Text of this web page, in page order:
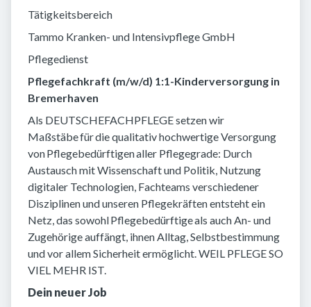
Tätigkeitsbereich
Tammo Kranken- und Intensivpflege GmbH
Pflegedienst
Pflegefachkraft (m/w/d) 1:1-Kinderversorgung in
Bremerhaven
Als DEUTSCHEFACHPFLEGE setzen wir
Maßstäbe für die qualitativ hochwertige Versorgung
von Pflegebedürftigen aller Pflegegrade: Durch
Austausch mit Wissenschaft und Politik, Nutzung
digitaler Technologien, Fachteams verschiedener
Disziplinen und unseren Pflegekräften entsteht ein
Netz, das sowohl Pflegebedürftige als auch An- und
Zugehörige auffängt, ihnen Alltag, Selbstbestimmung
und vor allem Sicherheit ermöglicht. WEIL PFLEGE SO
VIEL MEHR IST.
Dein neuer Job